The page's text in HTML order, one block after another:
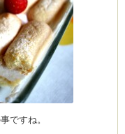
ですね。